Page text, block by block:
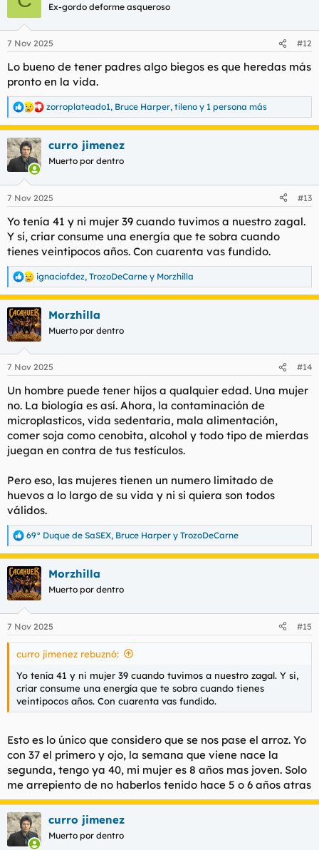
e
:
Ex-gordo deforme asqueroso
7 Nov 2025 #12
Lo bueno de tener padres algo biegos es que heredas más
pronto en la vida.
R
e
a
c
c
e
:
zorroplateado1, Bruce Harper, tileno y 1 persona más
curro jimenez
Muerto por dentro
7 Nov 2025 #13
Yo tenía 41 y ni mujer 39 cuando tuvimos a nuestro zagal.
Y si, criar consume una energía que te sobra cuando
tienes veintipocos años. Con cuarenta vas fundido.
R
e
a
c
c
i
e
:
ignaciofdez, TrozoDeCarne y Morzhilla
Morzhilla
Muerto por dentro
7 Nov 2025 #14
Un hombre puede tener hijos a qualquier edad. Una mujer
no. La biología es así. Ahora, la contaminación de
microplasticos, vida sedentaria, mala alimentación,
comer soja como cenobita, alcohol y todo tipo de mierdas
juegan en contra de tus testículos.
Pero eso, las mujeres tienen un numero limitado de
huevos a lo largo de su vida y ni si quiera son todos
válidos.
R
e
a
c
c
i
e
s
69° Duque de SaSEX, Bruce Harper y TrozoDeCarne
Morzhilla
Muerto por dentro
7 Nov 2025 #15
curro jimenez rebuznó:
Yo tenía 41 y ni mujer 39 cuando tuvimos a nuestro zagal. Y si,
criar consume una energía que te sobra cuando tienes
veintipocos años. Con cuarenta vas fundido.
Esto es lo único que considero que se nos pase el arroz. Yo
con 37 el primero y ojo, la semana que viene nace la
segunda, tengo ya 40, mi mujer es 8 años mas joven. Solo
me arrepiento de no haberlos tenido hace 5 o 6 años atras
curro jimenez
Muerto por dentro